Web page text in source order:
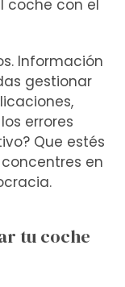
coche con el
Información
gestionar
errores
Que estés
en
tu coche